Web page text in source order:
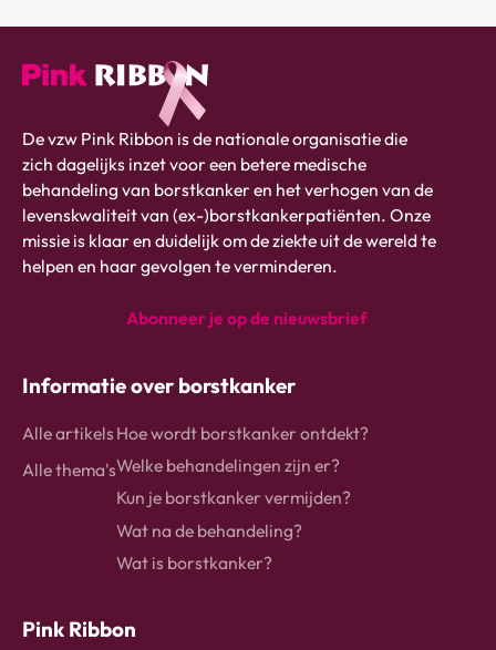
Pink
ribbon
logo
-
link
naar
De vzw Pink Ribbon is de nationale organisatie die
zich dagelijks inzet voor een betere medische
behandeling van borstkanker en het verhogen van de
levenskwaliteit van (ex-)borstkankerpatiënten. Onze
missie is klaar en duidelijk om de ziekte uit de wereld te
helpen en haar gevolgen te verminderen.
Abonneer je op de nieuwsbrief
Informatie over borstkanker
Alle artikels
Alle thema's
Hoe wordt borstkanker ontdekt?
Welke behandelingen zijn er?
Kun je borstkanker vermijden?
Wat na de behandeling?
Wat is borstkanker?
Pink Ribbon